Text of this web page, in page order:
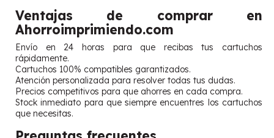
Ventajas de comprar en
Ahorroimprimiendo.com
Envío en 24 horas para que recibas tus cartuchos
rápidamente.
Cartuchos 100% compatibles garantizados.
Atención personalizada para resolver todas tus dudas.
Precios competitivos para que ahorres en cada compra.
Stock inmediato para que siempre encuentres los cartuchos
que necesitas.